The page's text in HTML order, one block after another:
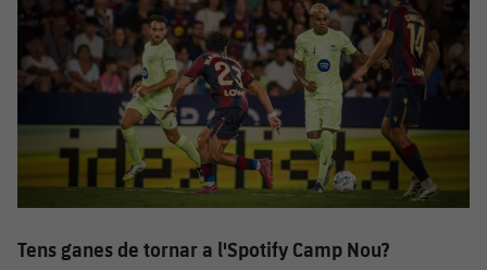
Tens ganes de tornar a l'Spotify Camp Nou?